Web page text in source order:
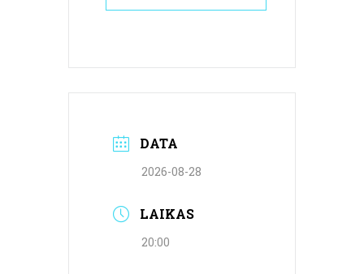
DATA
2026-08-28
LAIKAS
20:00